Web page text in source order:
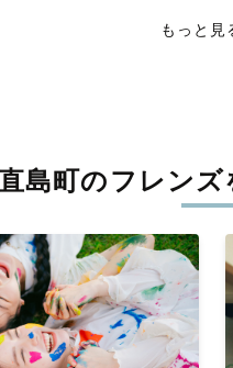
く仕上げます
ほしかった！」と思える一
もっと見
島町のフレンズ